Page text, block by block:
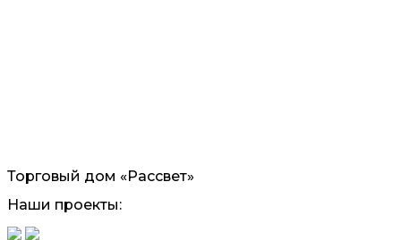
Торговый дом «Рассвет»
Наши проекты: